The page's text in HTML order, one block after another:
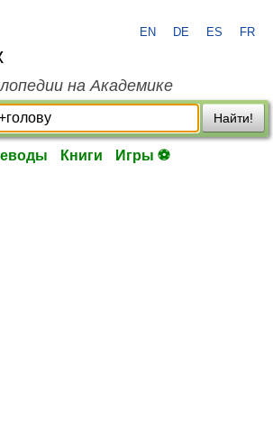
EN DE ES FR
на Академике
Найти!
Книги Игры ⚽